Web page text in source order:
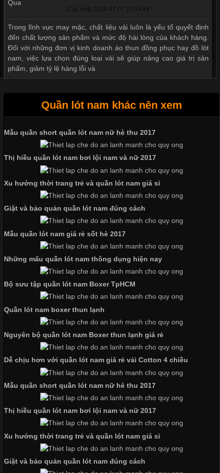
Cập nhật 2026-07-07 15:54:44
Trong lĩnh vực may mặc, chất liệu vải luôn là yếu tố quyết định
đến chất lượng sản phẩm và mức độ hài lòng của khách hàng.
Đối với những đơn vị kinh doanh áo thun đồng phục hay đồ lót
nam, việc lựa chọn đúng loại vải sẽ giúp nâng cao giá trị sản
phẩm, giảm tỷ lệ hàng lỗi và
Ngành Thời Trang
Cập nhật 2026-06-01 16:20:50
Áo thun là một trong những trang phục phổ biến nhất hiện nay
nhờ tính tiện dụng, dễ phối đồ và phù hợp với nhiều đối tượng.
Bên cạnh chất liệu và kiểu dáng, phần cổ áo cũng là yếu tố
quan trọng tạo nên phong cách riêng cho từng sản phẩm. Mỗi
loại cổ áo sẽ mang đến một vẻ đẹp khác
Những Mẫu Áo Thun Đồng Phục Công Ty Được Ưa
Chuộng Hiện Nay
Cập nhật 2026-06-01 14:23:34
Trong môi trường kinh doanh hiện đại, việc xây dựng hình ảnh
chuyên nghiệp đóng vai trò quan trọng đối với sự phát triển của
doanh nghiệp. Một trong những giải pháp hiệu quả được nhiều
đơn vị lựa chọn hiện nay là sử dụng áo thun đồng phục công ty.
Không chỉ giúp tạo sự đồng bộ, áo thun
Chất Liệu Lycra Có Gì Đặc Biệt Trong Ngành Thời Trang?
Cập nhật 2026-05-27 17:03:46
Vải Lycra Là Gì? Chất Liệu Co Giãn Được Ưa Chuộng Trong
Quần lót nam khác nên xem
Mẫu quần short quần lót nam nữ hè thu 2017
Thị hiều quần lót nam bơi lội nam và nữ 2017
Xu hướng thời trang trẻ và quần lót nam giá sỉ
Giặt và bảo quản quần lót nam đúng cách
Mẫu quần lót nam giá rẻ sốt hè 2017
Những mẩu quần lót nam thông dụng hiện nay
Bộ sưu tập quần lót nam Boxer TpHCM
Quần lót nam boxer thun lạnh
Nguyên bộ quần lót nam Boxer thun lạnh giá rẻ
Dễ chịu hơn với quần lót nam giá rẻ vải Cotton 4 chiều
Mẫu quần short quần lót nam nữ hè thu 2017
Thị hiều quần lót nam bơi lội nam và nữ 2017
Xu hướng thời trang trẻ và quần lót nam giá sỉ
Giặt và bảo quản quần lót nam đúng cách